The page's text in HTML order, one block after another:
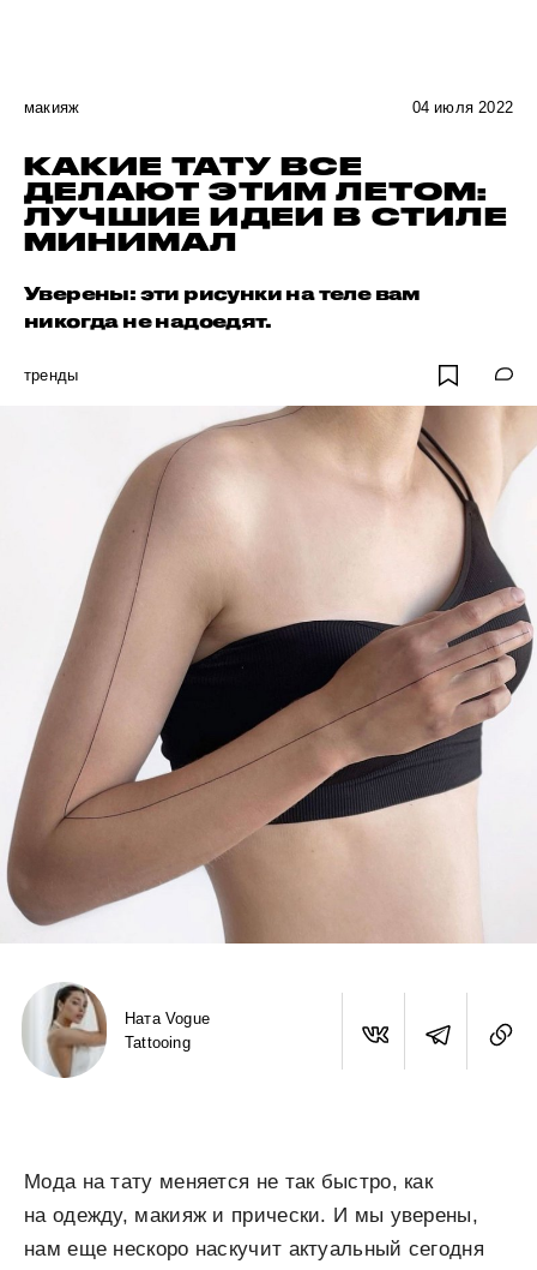
макияж 04 июля 2022
КАКИЕ ТАТУ ВСЕ
ДЕЛАЮТ ЭТИМ ЛЕТОМ:
ЛУЧШИЕ ИДЕИ В СТИЛЕ
МИНИМАЛ
Уверены: эти рисунки на теле вам
никогда не надоедят.
тренды
Ната Vogue
Tattooing
Мода на тату меняется не так быстро, как
на одежду, макияж и прически. И мы уверены,
нам еще нескоро наскучит актуальный сегодня